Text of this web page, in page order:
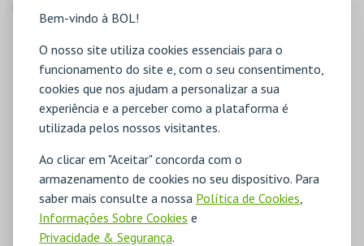
Bem-vindo à BOL!
O nosso site utiliza cookies essenciais para o
funcionamento do site e, com o seu consentimento,
cookies que nos ajudam a personalizar a sua
experiência e a perceber como a plataforma é
utilizada pelos nossos visitantes.
Ao clicar em "Aceitar" concorda com o
armazenamento de cookies no seu dispositivo. Para
saber mais consulte a nossa Política de Cookies
Informações Sobre Cookies e
Privacidade & Segurança.
Direcções para MIAU Associação Cultural